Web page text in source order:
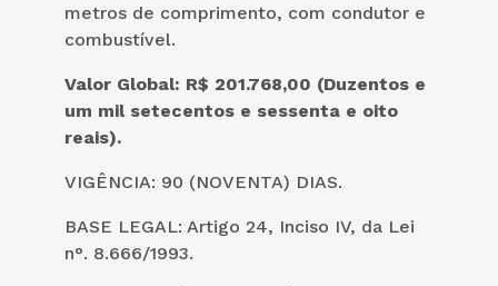
metros de comprimento, com condutor e
combustível.
Valor Global: R$ 201.768,00 (Duzentos e
um mil setecentos e sessenta e oito
reais).
VIGÊNCIA: 90 (NOVENTA) DIAS.
BASE LEGAL: Artigo 24, Inciso IV, da Lei
n°. 8.666/1993.